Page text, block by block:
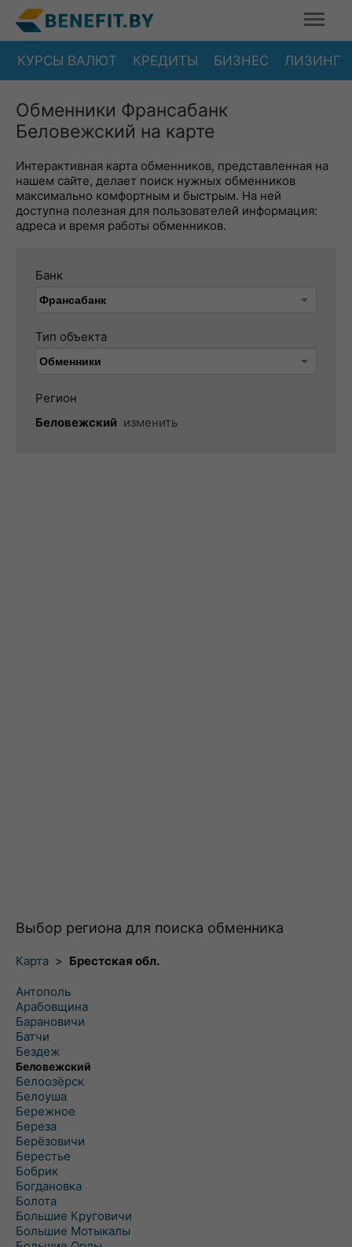
КУРСЫ ВАЛЮТ КРЕДИТЫ БИЗНЕС ЛИЗИНГ
Обменники Франсабанк
Беловежский на карте
Интерактивная карта обменников, представленная на
нашем сайте, делает поиск нужных обменников
максимально комфортным и быстрым. На ней
доступна полезная для пользователей информация:
адреса и время работы обменников.
Банк
Тип объекта
Регион
Беловежский изменить
Выбор региона для поиска обменника
Карта > Брестская обл.
Антополь
Арабовщина
Барановичи
Батчи
Бездеж
Беловежский
Белоозёрск
Белоуша
Бережное
Береза
Берёзовичи
Берестье
Бобрик
Богдановка
Болота
Большие Круговичи
Большие Мотыкалы